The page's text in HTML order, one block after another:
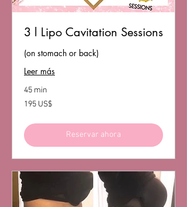
3 l Lipo Cavitation Sessions
(on stomach or back)
Leer más
45 min
195
dólares
195 US$
Reservar ahora